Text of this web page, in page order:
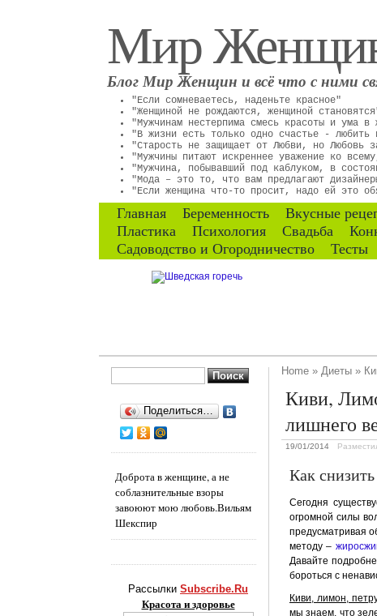
Мир
Блог Мир Женщин и всё что с ними
"Если сомневаетесь, наденьте красное"
"Женщиной не рождаются, женщиной
"Мужчинам нестерпима смесь красоты и ума в
"В жизни есть только одно счастье - любить
"Старость не защищает от Любви, но Любовь
"Мужчины питают искреннее уважение ко
"Мужчина, побывавший под каблуком, в
"Мода – это то, что вам предлагают
"Если женщина что-то просит, надо ей это
Главная Беременность Вкусные
Пластика
Психология Свадьба
Садоводство и Огородничество
Тесты
Home » Диеты »
Киви,
лишнего
19/01/2014
Как снизить
Сегодня
огромной силы
предусматривая
методу –
Давайте
бороться с
Киви, лимон,
мы знаем, что
Поделиться…
Доброта в женщине, а не
соблазнительные взоры
завоюют мою любовь.Вильям
Шекспир
Рассылки Subscribe.Ru
Красота и здоровье